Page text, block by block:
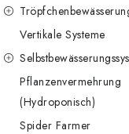
Vertikale Systeme
Pflanzenvermehrung
(Hydroponisch)
Spider Farmer